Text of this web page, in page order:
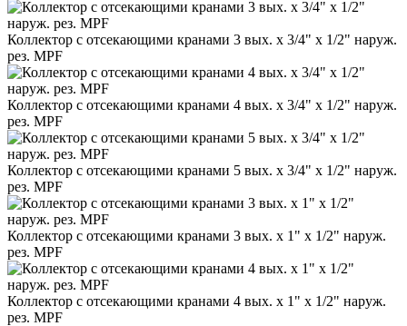
Коллектор с отсекающими кранами 3 вых. х 3/4" х 1/2" наруж.
рез. MPF
Коллектор с отсекающими кранами 4 вых. х 3/4" х 1/2" наруж.
рез. MPF
Коллектор с отсекающими кранами 5 вых. х 3/4" х 1/2" наруж.
рез. MPF
Коллектор с отсекающими кранами 3 вых. х 1" х 1/2" наруж.
рез. MPF
Коллектор с отсекающими кранами 4 вых. х 1" х 1/2" наруж.
рез. MPF